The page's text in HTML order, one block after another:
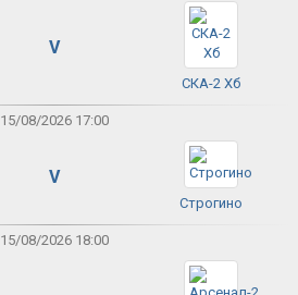
V
СКА-2 Хб
15/08/2026 17:00
V
Строгино
15/08/2026 18:00